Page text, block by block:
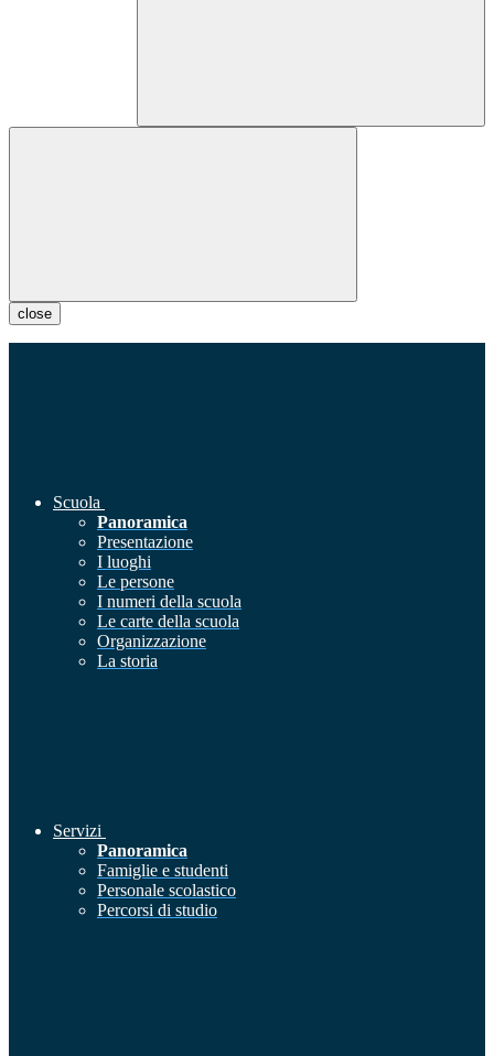
close
Scuola
Panoramica
Presentazione
I luoghi
Le persone
I numeri della scuola
Le carte della scuola
Organizzazione
La storia
Servizi
Panoramica
Famiglie e studenti
Personale scolastico
Percorsi di studio